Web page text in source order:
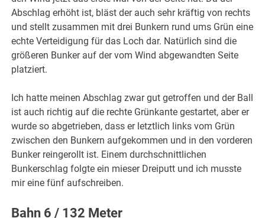
Abschlag erhöht ist, bläst der auch sehr kräftig von rechts
und stellt zusammen mit drei Bunkern rund ums Grün eine
echte Verteidigung für das Loch dar. Natürlich sind die
größeren Bunker auf der vom Wind abgewandten Seite
platziert.
Ich hatte meinen Abschlag zwar gut getroffen und der Ball
ist auch richtig auf die rechte Grünkante gestartet, aber er
wurde so abgetrieben, dass er letztlich links vom Grün
zwischen den Bunkern aufgekommen und in den vorderen
Bunker reingerollt ist. Einem durchschnittlichen
Bunkerschlag folgte ein mieser Dreiputt und ich musste
mir eine fünf aufschreiben.
Bahn 6 / 132 Meter